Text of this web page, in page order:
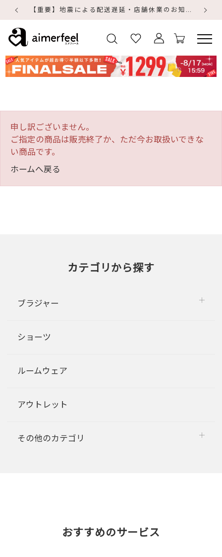
【重要】地震による配送遅延・店舗休業のお知らせ
申し訳ございません。
ご指定の商品は販売終了か、ただ今お取扱いできな
い商品です。
ホームへ戻る
カテゴリから探す
ブラジャー
ショーツ
ルームウェア
アウトレット
その他のカテゴリ
おすすめのサービス